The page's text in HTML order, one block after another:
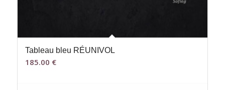
Tableau bleu RÉUNIVOL
185.00 €